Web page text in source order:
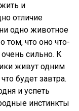
и
отличие
одно животное
том, что оно что-
сильно. К
живут одним
будет завтра.
и успеть
инстинкты